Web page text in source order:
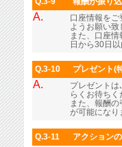
A.
口座情報を
ようお願い
また、口座
日から30日
Q.3-10 プレゼント(
A.
プレゼント
らくお待ち
また、報酬
が可能になり
Q.3-11 アクション